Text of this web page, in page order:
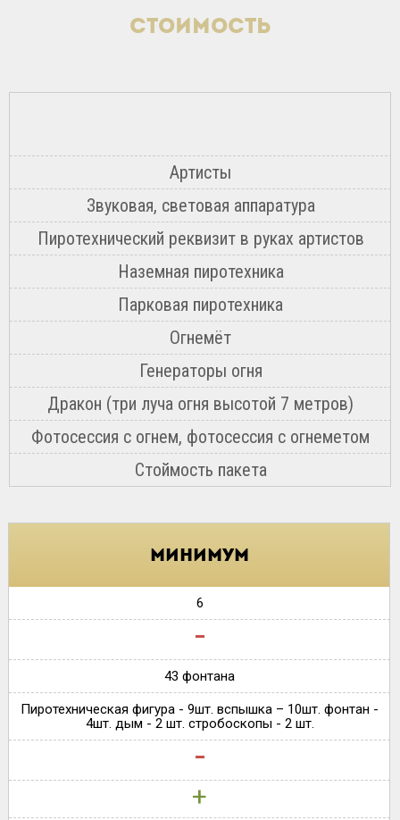
Стоимость
Артисты
Звуковая, световая аппаратура
Пиротехнический реквизит в руках артистов
Наземная пиротехника
Парковая пиротехника
Огнемёт
Генераторы огня
Дракон (три луча огня высотой 7 метров)
Фотосессия с огнем, фотосессия с огнеметом
Стоймость пакета
минимум
6
-
43 фонтана
Пиротехническая фигура - 9шт. вспышка – 10шт. фонтан -
4шт. дым - 2 шт. стробоскопы - 2 шт.
-
+